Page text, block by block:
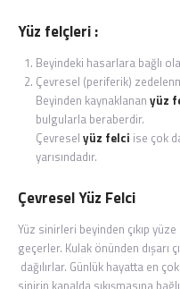
Yüz felçleri:
Beyindeki hasarlara bağlı
Çevresel (periferik)
Beyinden kaynaklanan yüz
bulgularla beraberdir.
Çevresel yüz felci ise çok
yarısındadır.
Çevresel Yüz Felci
Yüz sinirleri beyinden çıkıp
geçerler. Kulak önünden dışarı
dağılırlar. Günlük hayatta en
sinirin kanalda sıkışmasına